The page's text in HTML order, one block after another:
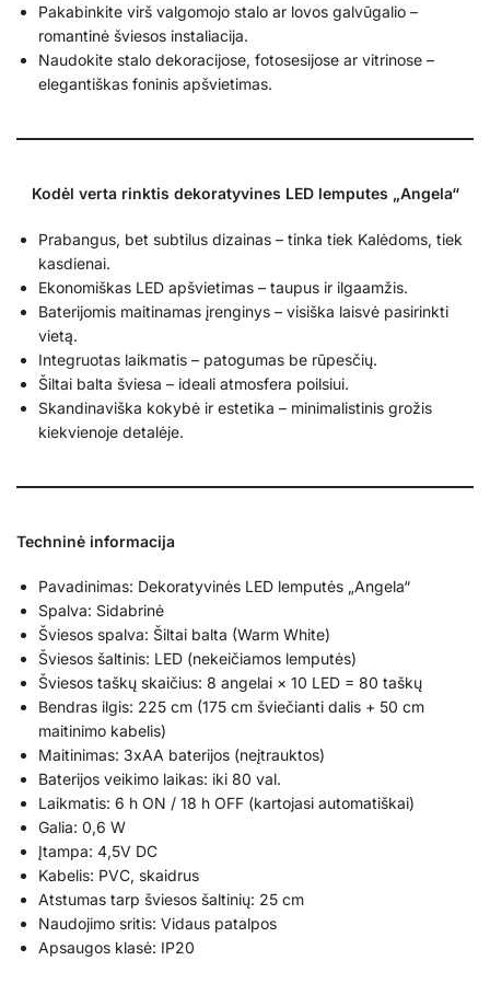
Pakabinkite virš valgomojo stalo ar lovos galvūgalio –
romantinė šviesos instaliacija.
Naudokite stalo dekoracijose, fotosesijose ar vitrinose –
elegantiškas foninis apšvietimas.
Kodėl verta rinktis dekoratyvines LED lemputes „Angela“
Prabangus, bet subtilus dizainas – tinka tiek Kalėdoms, tiek
kasdienai.
Ekonomiškas LED apšvietimas – taupus ir ilgaamžis.
Baterijomis maitinamas įrenginys – visiška laisvė pasirinkti
vietą.
Integruotas laikmatis – patogumas be rūpesčių.
Šiltai balta šviesa – ideali atmosfera poilsiui.
Skandinaviška kokybė ir estetika – minimalistinis grožis
kiekvienoje detalėje.
Techninė informacija
Pavadinimas: Dekoratyvinės LED lemputės „Angela“
Spalva: Sidabrinė
Šviesos spalva: Šiltai balta (Warm White)
Šviesos šaltinis: LED (nekeičiamos lemputės)
Šviesos taškų skaičius: 8 angelai × 10 LED = 80 taškų
Bendras ilgis: 225 cm (175 cm šviečianti dalis + 50 cm
maitinimo kabelis)
Maitinimas: 3xAA baterijos (neįtrauktos)
Baterijos veikimo laikas: iki 80 val.
Laikmatis: 6 h ON / 18 h OFF (kartojasi automatiškai)
Galia: 0,6 W
Įtampa: 4,5V DC
Kabelis: PVC, skaidrus
Atstumas tarp šviesos šaltinių: 25 cm
Naudojimo sritis: Vidaus patalpos
Apsaugos klasė: IP20